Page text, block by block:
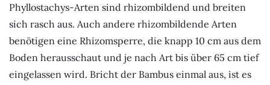
Phyllostachys-Arten sind rhizombildend und breiten
sich rasch aus. Auch andere rhizombildende Arten
benötigen eine Rhizomsperre, die knapp 10 cm aus dem
Boden herausschaut und je nach Art bis über 65 cm tief
eingelassen wird. Bricht der Bambus einmal aus, ist es